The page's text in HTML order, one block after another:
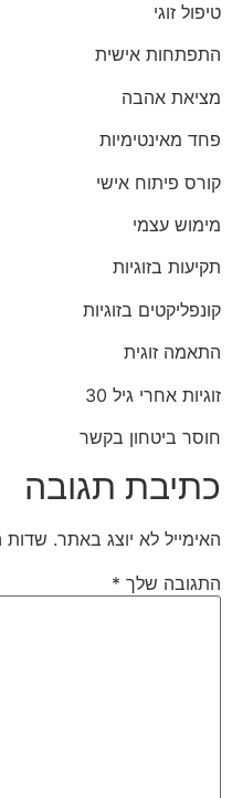
טיפול זוגי
התפתחות אישית
מציאת אהבה
פחד מאינטימיות
קורס פיתוח אישי
מימוש עצמי
תקיעות בזוגיות
קונפליקטים בזוגיות
התאמה זוגית
זוגיות אחרי גיל 30
חוסר ביטחון בקשר
כתיבת תגובה
האימייל לא יוצג באתר. שדות
התגובה שלך *